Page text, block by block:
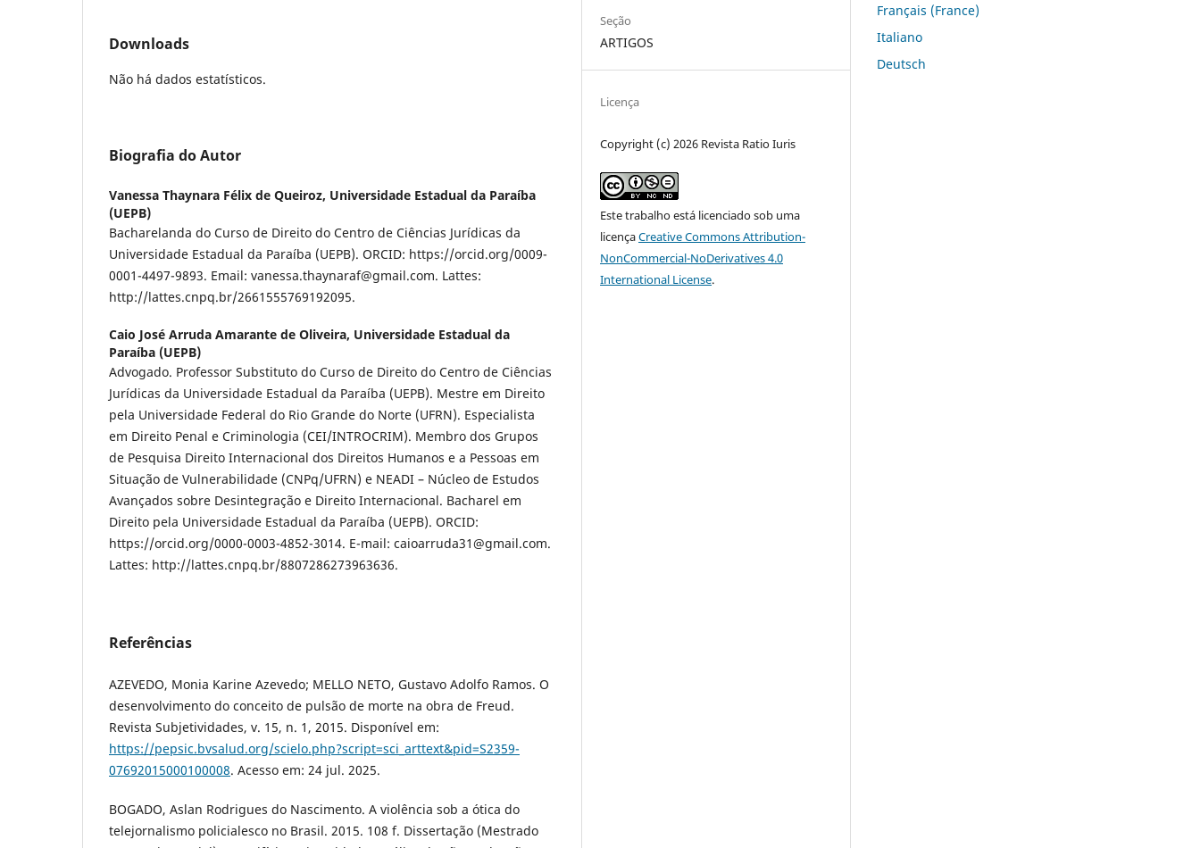
Downloads
Não há dados estatísticos.
Biografia do Autor
Vanessa Thaynara Félix de Queiroz, Universidade Estadual da Paraíba
(UEPB)
Bacharelanda do Curso de Direito do Centro de Ciências Jurídicas da
Universidade Estadual da Paraíba (UEPB). ORCID: https://orcid.org/0009-
0001-4497-9893. Email: vanessa.thaynaraf@gmail.com. Lattes:
http://lattes.cnpq.br/2661555769192095.
Caio José Arruda Amarante de Oliveira, Universidade Estadual da
Paraíba (UEPB)
Advogado. Professor Substituto do Curso de Direito do Centro de Ciências
Jurídicas da Universidade Estadual da Paraíba (UEPB). Mestre em Direito
pela Universidade Federal do Rio Grande do Norte (UFRN). Especialista
em Direito Penal e Criminologia (CEI/INTROCRIM). Membro dos Grupos
de Pesquisa Direito Internacional dos Direitos Humanos e a Pessoas em
Situação de Vulnerabilidade (CNPq/UFRN) e NEADI – Núcleo de Estudos
Avançados sobre Desintegração e Direito Internacional. Bacharel em
Direito pela Universidade Estadual da Paraíba (UEPB). ORCID:
https://orcid.org/0000-0003-4852-3014. E-mail: caioarruda31@gmail.com.
Lattes: http://lattes.cnpq.br/8807286273963636.
Referências
AZEVEDO, Monia Karine Azevedo; MELLO NETO, Gustavo Adolfo Ramos. O
desenvolvimento do conceito de pulsão de morte na obra de Freud.
Revista Subjetividades, v. 15, n. 1, 2015. Disponível em:
https://pepsic.bvsalud.org/scielo.php?script=sci_arttext&pid=S2359-
07692015000100008. Acesso em: 24 jul. 2025.
BOGADO, Aslan Rodrigues do Nascimento. A violência sob a ótica do
telejornalismo policialesco no Brasil. 2015. 108 f. Dissertação (Mestrado
Seção
ARTIGOS
Licença
Copyright (c) 2026 Revista Ratio Iuris
Este trabalho está licenciado sob uma
licençaCreative Commons Attribution-
NonCommercial-NoDerivatives 4.0
International License.
Français (France)
Italiano
Deutsch